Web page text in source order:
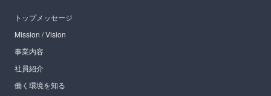
トップメッセージ
Mission / Vision
事業内容
社員紹介
働く環境を知る